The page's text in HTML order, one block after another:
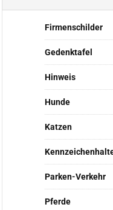
Firmenschilder
Gedenktafel
Hinweis
Hunde
Katzen
Parken-Verkehr
Pferde